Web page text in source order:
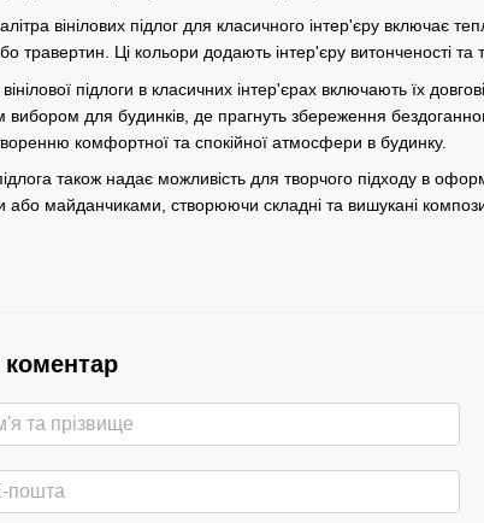
вінілових підлог для класичного інтер'єру включає
травертин. Ці кольори додають інтер'єру витонченості
підлоги в класичних інтер'єрах включають їх
вибором для будинків, де прагнуть збереження
комфортної та спокійної атмосфери в будинку.
також надає можливість для творчого підходу в
або майданчиками, створюючи складні та вишукані